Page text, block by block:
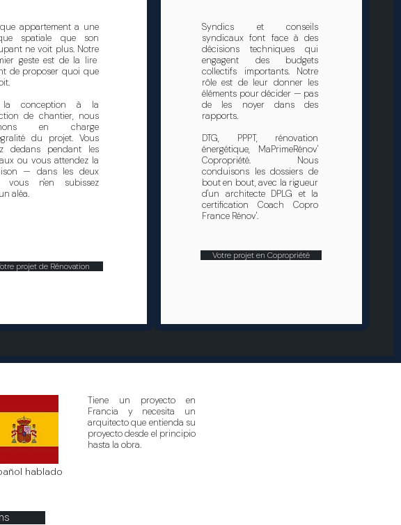
appartement a une
spatiale que son
ne voit plus. Notre
geste est de la lire
de proposer quoi que
la conception à la
de chantier, nous
en charge
du projet. Vous
dedans pendant les
ou vous attendez la
— dans les deux
vous n'en subissez
aléa.
projet de Rénovation
Syndics et conseils
syndicaux font face à des
décisions techniques qui
engagent des budgets
collectifs importants. Notre
rôle est de leur donner les
éléments pour décider — pas
de les noyer dans des
rapports.
DTG, PPPT, rénovation
énergétique, MaPrimeRénov'
Copropriété. Nous
conduisons les dossiers de
bout en bout, avec la rigueur
d'un architecte DPLG et la
certification Coach Copro
France Rénov'.
Votre projet en Copropriété
Tiene un proyecto en
Francia y necesita un
arquitecto que entienda su
proyecto desde el principio
hasta la obra.
hablado